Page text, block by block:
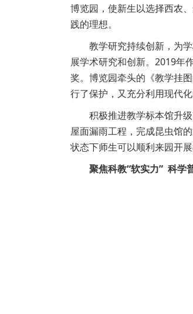
博览园，使新生以选择西农
践的理想。
教学研究持续创新，为
展学术研究和创新。2019年
奖。博览园牵头的《教学挂
行了保护，又充分利用现代
积极推进教学标本馆升
屋面漏雨工程，完成昆虫馆
状态下师生可以顺利来园开
聚焦科教“软实力” 科学